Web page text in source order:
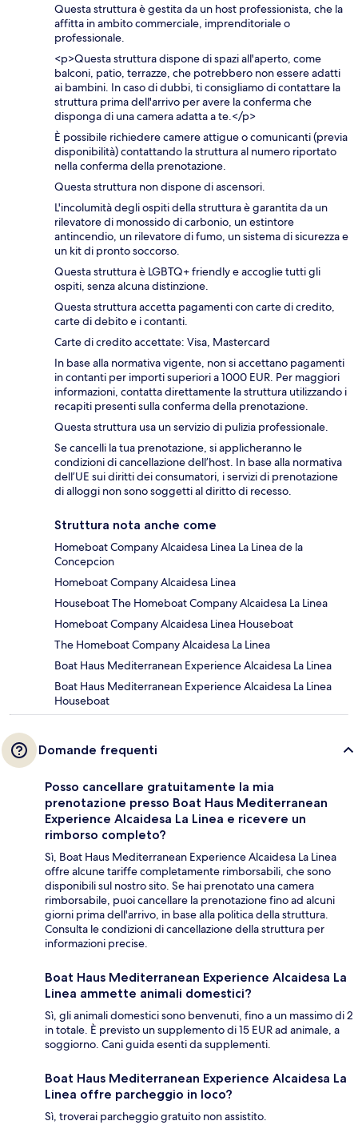
Questa struttura è gestita da un host professionista, che la
affitta in ambito commerciale, imprenditoriale o
professionale.
<p>Questa struttura dispone di spazi all'aperto, come
balconi, patio, terrazze, che potrebbero non essere adatti
ai bambini. In caso di dubbi, ti consigliamo di contattare la
struttura prima dell'arrivo per avere la conferma che
disponga di una camera adatta a te.</p>
È possibile richiedere camere attigue o comunicanti (previa
disponibilità) contattando la struttura al numero riportato
nella conferma della prenotazione.
Questa struttura non dispone di ascensori.
L'incolumità degli ospiti della struttura è garantita da un
rilevatore di monossido di carbonio, un estintore
antincendio, un rilevatore di fumo, un sistema di sicurezza e
un kit di pronto soccorso.
Questa struttura è LGBTQ+ friendly e accoglie tutti gli
ospiti, senza alcuna distinzione.
Questa struttura accetta pagamenti con carte di credito,
carte di debito e i contanti.
Carte di credito accettate: Visa, Mastercard
In base alla normativa vigente, non si accettano pagamenti
in contanti per importi superiori a 1000 EUR. Per maggiori
informazioni, contatta direttamente la struttura utilizzando i
recapiti presenti sulla conferma della prenotazione.
Questa struttura usa un servizio di pulizia professionale.
Se cancelli la tua prenotazione, si applicheranno le
condizioni di cancellazione dell’host. In base alla normativa
dell’UE sui diritti dei consumatori, i servizi di prenotazione
di alloggi non sono soggetti al diritto di recesso.
Struttura nota anche come
Homeboat Company Alcaidesa Linea La Linea de la
Concepcion
Homeboat Company Alcaidesa Linea
Houseboat The Homeboat Company Alcaidesa La Linea
Homeboat Company Alcaidesa Linea Houseboat
The Homeboat Company Alcaidesa La Linea
Boat Haus Mediterranean Experience Alcaidesa La Linea
Boat Haus Mediterranean Experience Alcaidesa La Linea
Houseboat
Domande frequenti
Posso cancellare gratuitamente la mia
prenotazione presso Boat Haus Mediterranean
Experience Alcaidesa La Linea e ricevere un
rimborso completo?
Sì, Boat Haus Mediterranean Experience Alcaidesa La Linea
offre alcune tariffe completamente rimborsabili, che sono
disponibili sul nostro sito. Se hai prenotato una camera
rimborsabile, puoi cancellare la prenotazione fino ad alcuni
giorni prima dell'arrivo, in base alla politica della struttura.
Consulta le condizioni di cancellazione della struttura per
informazioni precise.
Boat Haus Mediterranean Experience Alcaidesa La
Linea ammette animali domestici?
Sì, gli animali domestici sono benvenuti, fino a un massimo di 2
in totale. È previsto un supplemento di 15 EUR ad animale, a
soggiorno. Cani guida esenti da supplementi.
Boat Haus Mediterranean Experience Alcaidesa La
Linea offre parcheggio in loco?
Sì, troverai parcheggio gratuito non assistito.